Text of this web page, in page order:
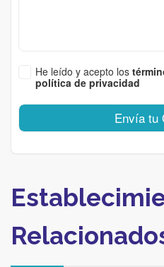
He leído y acepto los
política de privacidad
Envía tu